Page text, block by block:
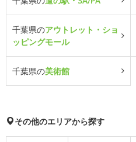
千葉県のアウトレット・ショ
ッピングモール
千葉県の美術館
その他のエリアから探す